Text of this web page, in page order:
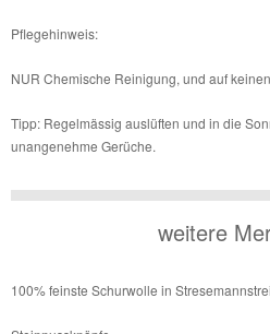
Pflegehinweis:
NUR Chemische Reinigung, und auf
Tipp: Regelmässig auslüften und in die
unangenehme Gerüche.
weitere
100% feinste Schurwolle in